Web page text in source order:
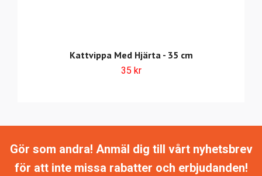
Kattvippa Med Hjärta - 35 cm
35 kr
Gör som andra! Anmäl dig till vårt nyhetsbrev
för att inte missa rabatter och erbjudanden!